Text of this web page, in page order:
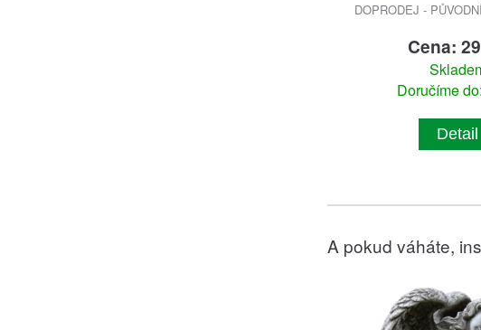
DOPRODEJ -
Cena:
Doručíme
Detail
A pokud váháte,